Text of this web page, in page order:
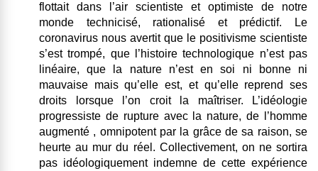
flottait dans l’air scientiste et optimiste de notre
monde technicisé, rationalisé et prédictif. Le
coronavirus nous avertit que le positivisme scientiste
s’est trompé, que l’histoire technologique n’est pas
linéaire, que la nature n’est en soi ni bonne ni
mauvaise mais qu’elle est, et qu’elle reprend ses
droits lorsque l’on croit la maîtriser. L’idéologie
progressiste de rupture avec la nature, de l’homme
augmenté , omnipotent par la grâce de sa raison, se
heurte au mur du réel. Collectivement, on ne sortira
pas idéologiquement indemne de cette expérience